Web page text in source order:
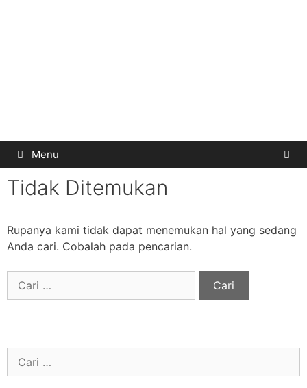
Menu
Tidak Ditemukan
Rupanya kami tidak dapat menemukan hal yang sedang
Anda cari. Cobalah pada pencarian.